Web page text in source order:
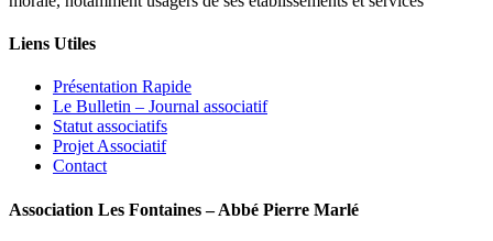
Liens Utiles
Présentation Rapide
Le Bulletin – Journal associatif
Statut associatifs
Projet Associatif
Contact
Association Les Fontaines – Abbé Pierre Marlé